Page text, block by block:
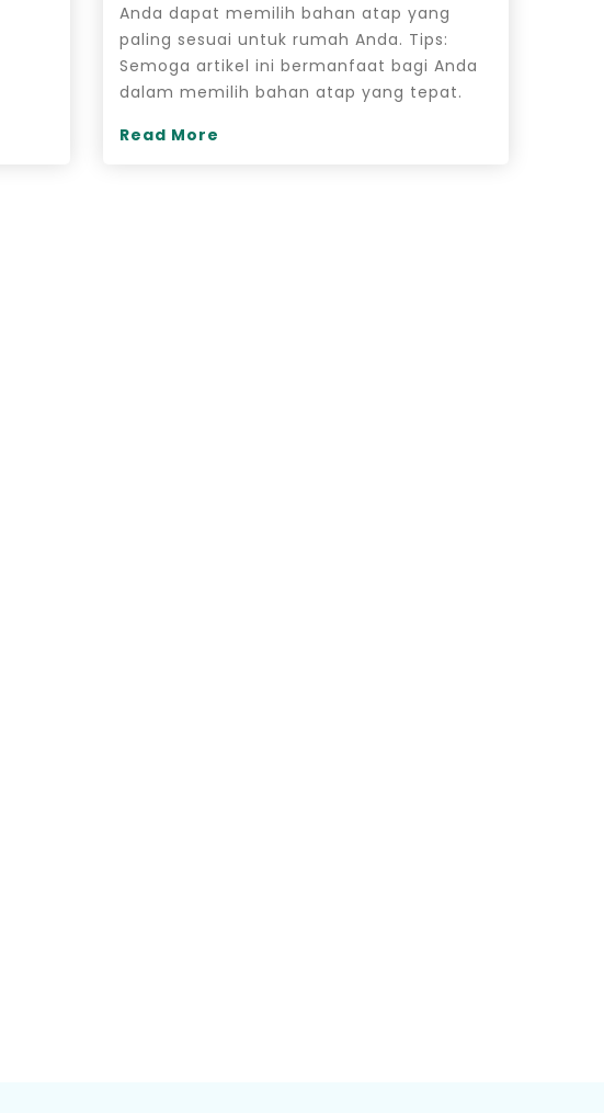
Anda dapat memilih bahan atap yang
paling sesuai untuk rumah Anda. Tips:
Semoga artikel ini bermanfaat bagi Anda
dalam memilih bahan atap yang tepat.
Read More